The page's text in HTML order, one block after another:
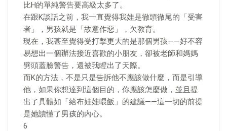
比H的單純警告要高級太多了。
在跟K談話之前，我一直覺得我娃是徹頭徹尾的「受害
者」，男孩就是「故意作惡」，欠教育。
現在，我甚至覺得受打擊更大的是那個男孩——好不容
易想出一個辦法接近喜歡的小朋友，卻被老師和媽媽
劈頭蓋臉警告，還被我瞪出了天際。
而K的方法，不是只是告訴他不應該做什麼，而是引導
他，如果你想達到這個目的，你應該怎麼做，並且提
出了具體如「給布娃娃喂飯」的建議——這一切的前提
是她讀懂了男孩的內心。
6